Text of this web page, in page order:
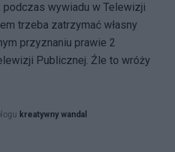
podczas wywiadu w Telewizji
trzeba zatrzymać własny
przyznaniu prawie 2
Publicznej. Źle to wróży
kreatywny wandal